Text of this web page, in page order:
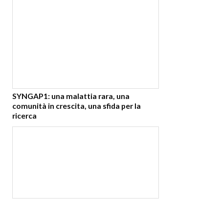
SYNGAP1: una malattia rara, una
comunità in crescita, una sfida per la
ricerca